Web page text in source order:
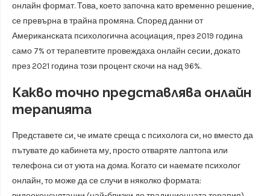
онлайн формат. Това, което започна като временно решение,
се превърна в трайна промяна. Според данни от
Американската психологична асоциация, през 2019 година
само 7% от терапевтите провеждаха онлайн сесии, докато
през 2021 година този процент скочи на над 96%.
Какво точно представлява онлайн
терапията
Представете си, че имате среща с психолога си, но вместо да
пътувате до кабинета му, просто отваряте лаптопа или
телефона си от уюта на дома. Когато си наемате психолог
онлайн, то може да се случи в няколко формата: